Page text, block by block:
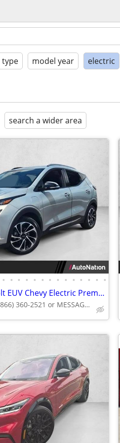
type model year electric
search a wider area
• • • • • • • • • • • • • •
2023 Chevrolet Bolt EUV Chevy Electric Premier SUV
Call (866) 360-2521 or MESSAGE/CHAT to confirm availability